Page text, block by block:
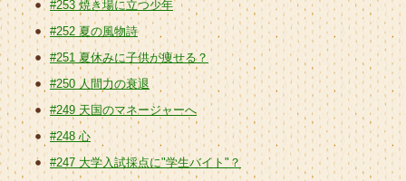
#253 焼き場に立つ少年
#252 夏の風物詩
#251 夏休みに子供が痩せる？
#250 人間力の衰退
#249 天国のマネージャーへ
#248 心
#247 大学入試採点に"学生バイト"？